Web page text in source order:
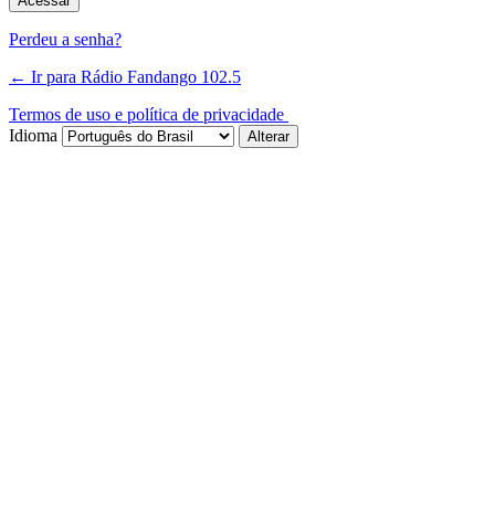
Perdeu a senha?
← Ir para Rádio Fandango 102.5
Termos de uso e política de privacidade
Idioma